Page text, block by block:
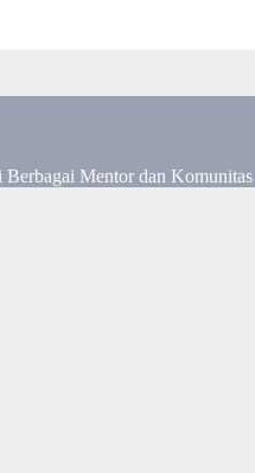
Berbagai Mentor dan Komunitas